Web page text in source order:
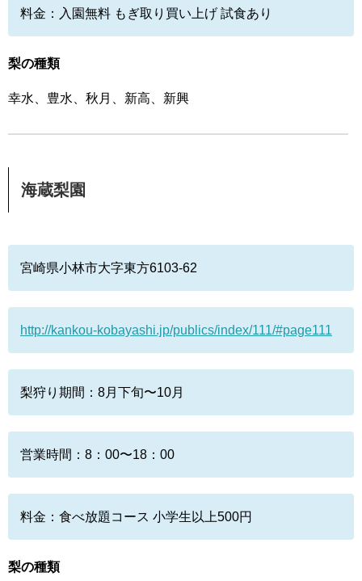
料金：入園無料 もぎ取り買い上げ 試食あり
梨の種類
幸水、豊水、秋月、新高、新興
海蔵梨園
宮崎県小林市大字東方6103-62
http://kankou-kobayashi.jp/publics/index/111/#page111
梨狩り期間：8月下旬〜10月
営業時間：8：00〜18：00
料金：食べ放題コース 小学生以上500円
梨の種類